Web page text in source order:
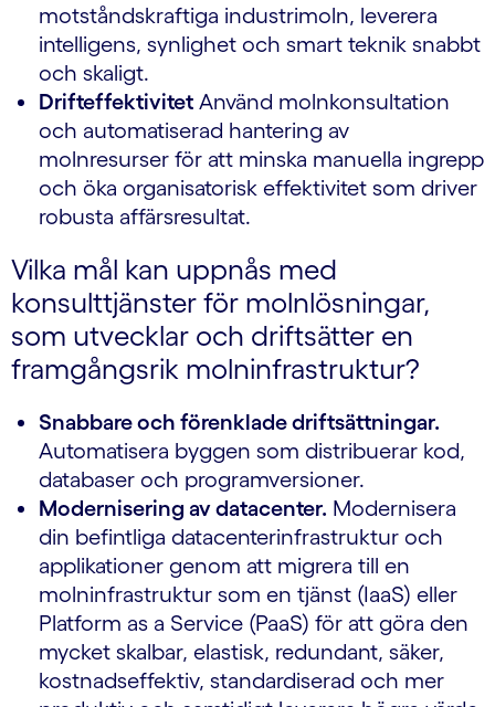
motståndskraftiga industrimoln, leverera
intelligens, synlighet och smart teknik snabbt
och skaligt.
Drifteffektivitet Använd molnkonsultation
och automatiserad hantering av
molnresurser för att minska manuella ingrepp
och öka organisatorisk effektivitet som driver
robusta affärsresultat.
Vilka mål kan uppnås med
konsulttjänster för molnlösningar,
som utvecklar och driftsätter en
framgångsrik molninfrastruktur?
Snabbare och förenklade driftsättningar.
Automatisera byggen som distribuerar kod,
databaser och programversioner.
Modernisering av datacenter. Modernisera
din befintliga datacenterinfrastruktur och
applikationer genom att migrera till en
molninfrastruktur som en tjänst (IaaS) eller
Platform as a Service (PaaS) för att göra den
mycket skalbar, elastisk, redundant, säker,
kostnadseffektiv, standardiserad och mer